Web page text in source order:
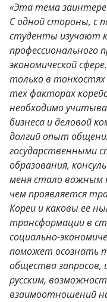
«Эта тема
С одной стороны, с
студенты изучают
профессионального
экономической
только в тонкостях
тех факторах
необходимо
бизнеса и деловой
долгий опыт
государственными
образования,
меня стало важным
чем проявляется
Кореи и каковы ее
трансформации в
социально-
поможет осознать
общества запросов,
русским,
взаимоотношений